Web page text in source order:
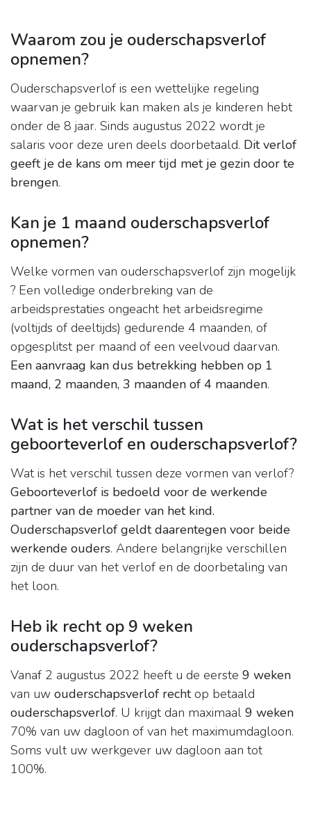
Waarom zou je ouderschapsverlof
opnemen?
Ouderschapsverlof is een wettelijke regeling
waarvan je gebruik kan maken als je kinderen hebt
onder de 8 jaar. Sinds augustus 2022 wordt je
salaris voor deze uren deels doorbetaald. Dit verlof
geeft je de kans om meer tijd met je gezin door te
brengen.
Kan je 1 maand ouderschapsverlof
opnemen?
Welke vormen van ouderschapsverlof zijn mogelijk
? Een volledige onderbreking van de
arbeidsprestaties ongeacht het arbeidsregime
(voltijds of deeltijds) gedurende 4 maanden, of
opgesplitst per maand of een veelvoud daarvan.
Een aanvraag kan dus betrekking hebben op 1
maand, 2 maanden, 3 maanden of 4 maanden.
Wat is het verschil tussen
geboorteverlof en ouderschapsverlof?
Wat is het verschil tussen deze vormen van verlof?
Geboorteverlof is bedoeld voor de werkende
partner van de moeder van het kind.
Ouderschapsverlof geldt daarentegen voor beide
werkende ouders. Andere belangrijke verschillen
zijn de duur van het verlof en de doorbetaling van
het loon.
Heb ik recht op 9 weken
ouderschapsverlof?
Vanaf 2 augustus 2022 heeft u de eerste 9 weken
van uw ouderschapsverlof rechtop betaald
ouderschapsverlof. U krijgt dan maximaal 9 weken
70% van uw dagloon of van het maximumdagloon.
Soms vult uw werkgever uw dagloon aan tot
100%.